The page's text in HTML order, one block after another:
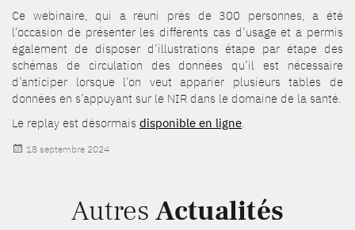
Ce webinaire, qui a réuni près de 300 personnes, a été
l’occasion de présenter les différents cas d’usage et a permis
également de disposer d’illustrations étape par étape des
schémas de circulation des données qu’il est nécessaire
d’anticiper lorsque l’on veut apparier plusieurs tables de
données en s’appuyant sur le NIR dans le domaine de la santé.
Le replay est désormais disponible en ligne.
Publié
18 septembre 2024
Autres Actualités